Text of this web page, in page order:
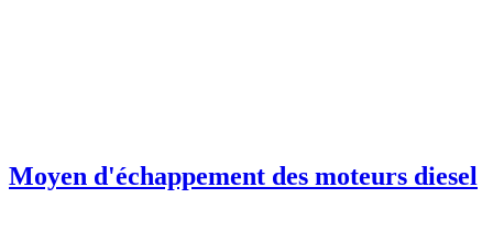
Moyen d'échappement des moteurs diesel